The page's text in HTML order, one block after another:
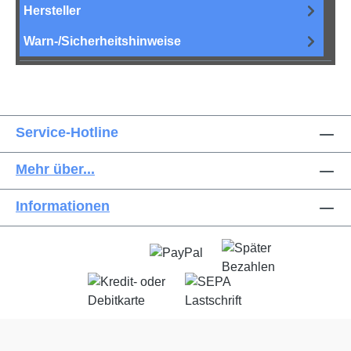
Hersteller
Warn-/Sicherheitshinweise
Service-Hotline
Mehr über...
Informationen